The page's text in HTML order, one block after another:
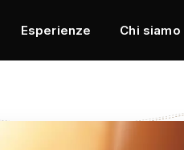
Esperienze Chi siamo